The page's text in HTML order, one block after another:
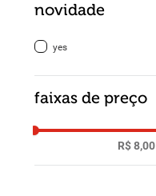
novidade
yes
faixas de preço
R$ 8,00